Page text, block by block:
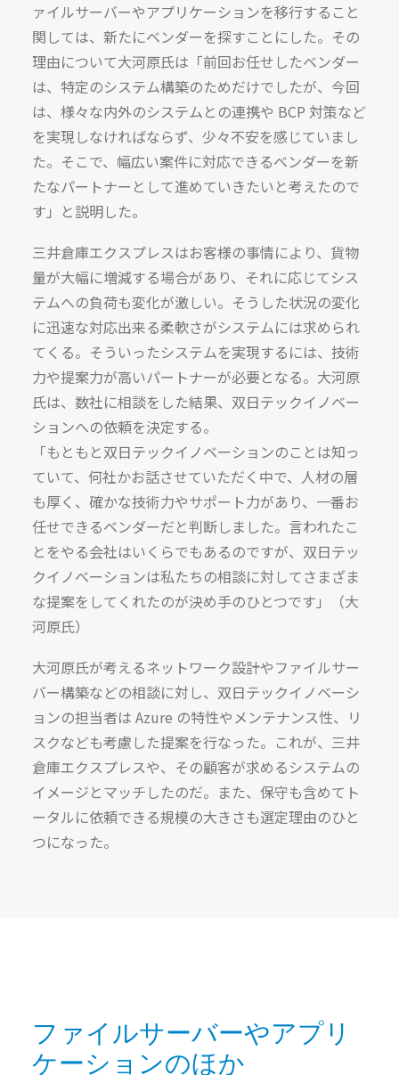
ァイルサーバーやアプリケーションを移行すること
関しては、新たにベンダーを探すことにした。その
理由について大河原氏は「前回お任せしたベンダー
は、特定のシステム構築のためだけでしたが、今回
は、様々な内外のシステムとの連携や BCP 対策など
を実現しなければならず、少々不安を感じていまし
た。そこで、幅広い案件に対応できるベンダーを新
たなパートナーとして進めていきたいと考えたので
す」と説明した。
三井倉庫エクスプレスはお客様の事情により、貨物
量が大幅に増減する場合があり、それに応じてシス
テムへの負荷も変化が激しい。そうした状況の変化
に迅速な対応出来る柔軟さがシステムには求められ
てくる。そういったシステムを実現するには、技術
力や提案力が高いパートナーが必要となる。大河原
氏は、数社に相談をした結果、双日テックイノベー
ションへの依頼を決定する。
「もともと双日テックイノベーションのことは知っ
ていて、何社かお話させていただく中で、人材の層
も厚く、確かな技術力やサポート力があり、一番お
任せできるベンダーだと判断しました。言われたこ
とをやる会社はいくらでもあるのですが、双日テッ
クイノベーションは私たちの相談に対してさまざま
な提案をしてくれたのが決め手のひとつです」（大
河原氏）
大河原氏が考えるネットワーク設計やファイルサー
バー構築などの相談に対し、双日テックイノベーシ
ョンの担当者は Azure の特性やメンテナンス性、リ
スクなども考慮した提案を行なった。これが、三井
倉庫エクスプレスや、その顧客が求めるシステムの
イメージとマッチしたのだ。また、保守も含めてト
ータルに依頼できる規模の大きさも選定理由のひと
つになった。
ファイルサーバーやアプリ
ケーションのほか